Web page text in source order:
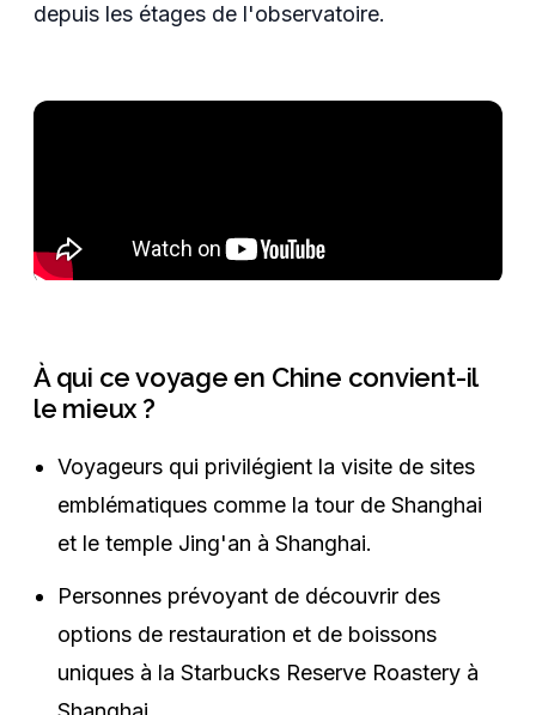
depuis les étages de l'observatoire.
À qui ce voyage en Chine convient-il
le mieux ?
Voyageurs qui privilégient la visite de sites
emblématiques comme la tour de Shanghai
et le temple Jing'an à Shanghai.
Personnes prévoyant de découvrir des
options de restauration et de boissons
uniques à la Starbucks Reserve Roastery à